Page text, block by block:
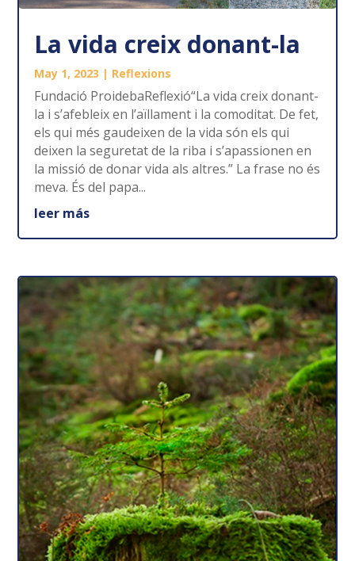
La vida creix donant-la
May 1, 2023 | Reflexions
Fundació ProidebaReflexió“La vida creix donant-
la i s’afebleix en l’aïllament i la comoditat. De fet,
els qui més gaudeixen de la vida són els qui
deixen la seguretat de la riba i s’apassionen en
la missió de donar vida als altres.” La frase no és
meva. És del papa...
leer más